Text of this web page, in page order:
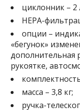
циклонник – 2
HEPA-
опции –
«бегунок»
дополнительная
рукоятке,
масса – 3,8 кг;
ручка-